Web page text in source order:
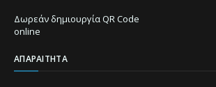
Δωρεάν δημιουργία QR Code
online
ΑΠΑΡΑΊΤΗΤΑ